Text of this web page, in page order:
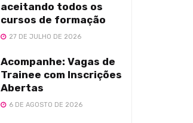
aceitando todos os
cursos de formação
27 DE JULHO DE 2026
Acompanhe: Vagas de
Trainee com Inscrições
Abertas
6 DE AGOSTO DE 2026